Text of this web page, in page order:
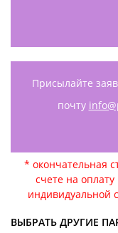
Присылайте
почту
* окончательная
счете на
индивидуальной
ВЫБРАТЬ ДРУГИЕ